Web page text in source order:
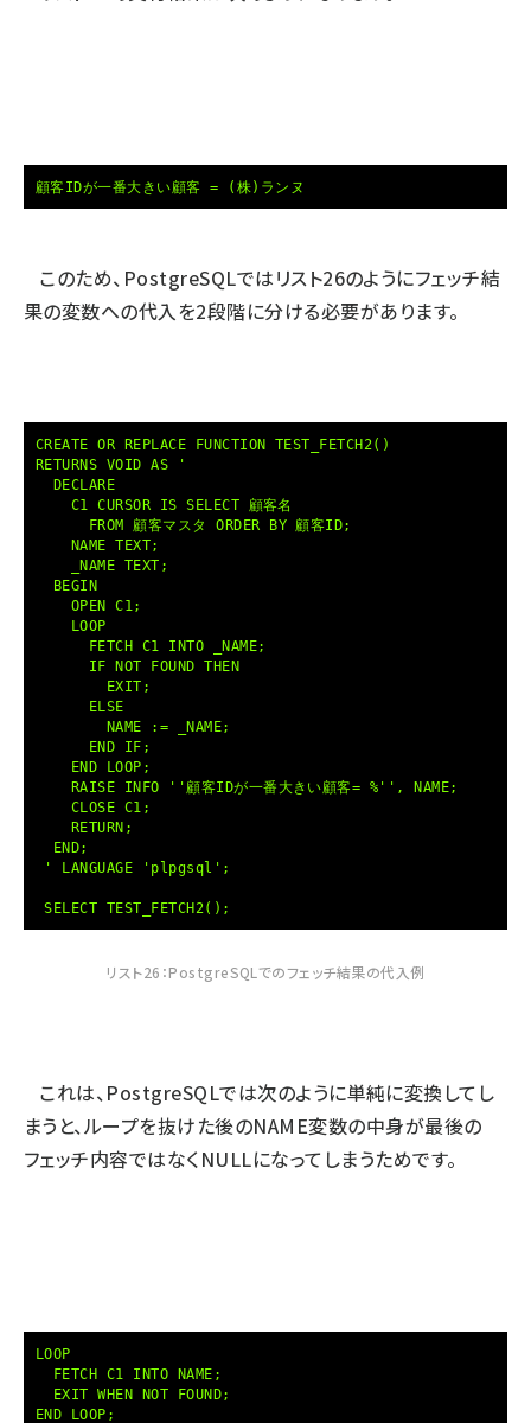
顧客IDが一番大きい顧客 = (株)ランヌ
このため、PostgreSQLではリスト26のようにフェッチ結
果の変数への代入を2段階に分ける必要があります。
CREATE OR REPLACE FUNCTION TEST_FETCH2()
RETURNS VOID AS '
DECLARE
C1 CURSOR IS SELECT 顧客名
FROM 顧客マスタ ORDER BY 顧客ID;
NAME TEXT;
_NAME TEXT;
BEGIN
OPEN C1;
LOOP
FETCH C1 INTO _NAME;
IF NOT FOUND THEN
EXIT;
ELSE
NAME := _NAME;
END IF;
END LOOP;
RAISE INFO ''顧客IDが一番大きい顧客= %'', NAME;
CLOSE C1;
RETURN;
END;
' LANGUAGE 'plpgsql';
SELECT TEST_FETCH2();
リスト26：PostgreSQLでのフェッチ結果の代入例
これは、PostgreSQLでは次のように単純に変換してし
まうと、ループを抜けた後のNAME変数の中身が最後の
フェッチ内容ではなくNULLになってしまうためです。
LOOP
FETCH C1 INTO NAME;
EXIT WHEN NOT FOUND;
END LOOP;